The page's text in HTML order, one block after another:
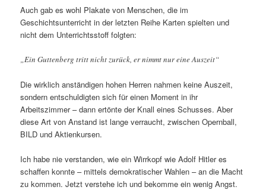
Auch gab es wohl Plakate von Menschen, die im
Geschichtsunterricht in der letzten Reihe Karten spielten und
nicht dem Unterrichtsstoff folgten:
„Ein Guttenberg tritt nicht zurück, er nimmt nur eine Auszeit“
Die wirklich anständigen hohen Herren nahmen keine Auszeit,
sondern entschuldigten sich für einen Moment in ihr
Arbeitszimmer – dann ertönte der Knall eines Schusses. Aber
diese Art von Anstand ist lange verraucht, zwischen Opernball,
BILD und Aktienkursen.
Ich habe nie verstanden, wie ein Wirrkopf wie Adolf Hitler es
schaffen konnte – mittels demokratischer Wahlen – an die Macht
zu kommen. Jetzt verstehe ich und bekomme ein wenig Angst.